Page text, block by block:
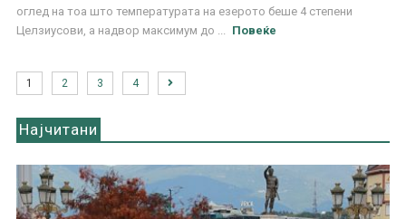
оглед на тоа што температурата на езерото беше 4 степени
Целзиусови, а надвор максимум до ...
Повеќе
1 2 3 4
Најчитани